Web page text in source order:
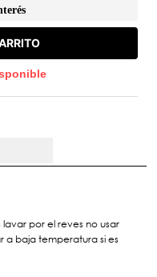
por el reves no usar
baja temperatura si es